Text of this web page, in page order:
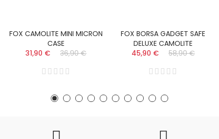
FOX CAMOLITE MINI MICRON
CASE
31,90 €
36,90 €
FOX BORSA GADGET SAFE
DELUXE CAMOLITE
45,90 €
58,90 €